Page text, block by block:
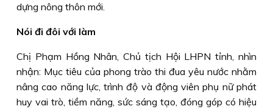
dựng nông thôn mới.
Nói đi đôi với làm
Chị Phạm Hồng Nhân, Chủ tịch Hội LHPN tỉnh, nhìn
nhận: Mục tiêu của phong trào thi đua yêu nước nhằm
nâng cao năng lực, trình độ và động viên phụ nữ phát
huy vai trò, tiềm năng, sức sáng tạo, đóng góp có hiệu